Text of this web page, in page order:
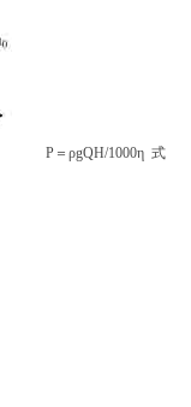
P＝ρgQH/1000η 式